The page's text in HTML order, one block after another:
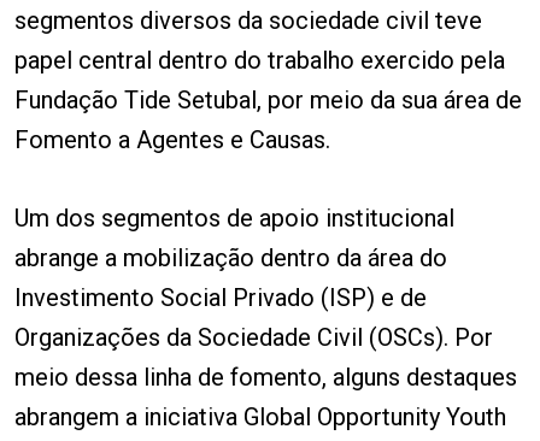
segmentos diversos da sociedade civil teve
papel central dentro do trabalho exercido pela
Fundação Tide Setubal, por meio da sua área de
Fomento a Agentes e Causas.
Um dos segmentos de apoio institucional
abrange a mobilização dentro da área do
Investimento Social Privado (ISP) e de
Organizações da Sociedade Civil (OSCs). Por
meio dessa linha de fomento, alguns destaques
abrangem a iniciativa Global Opportunity Youth